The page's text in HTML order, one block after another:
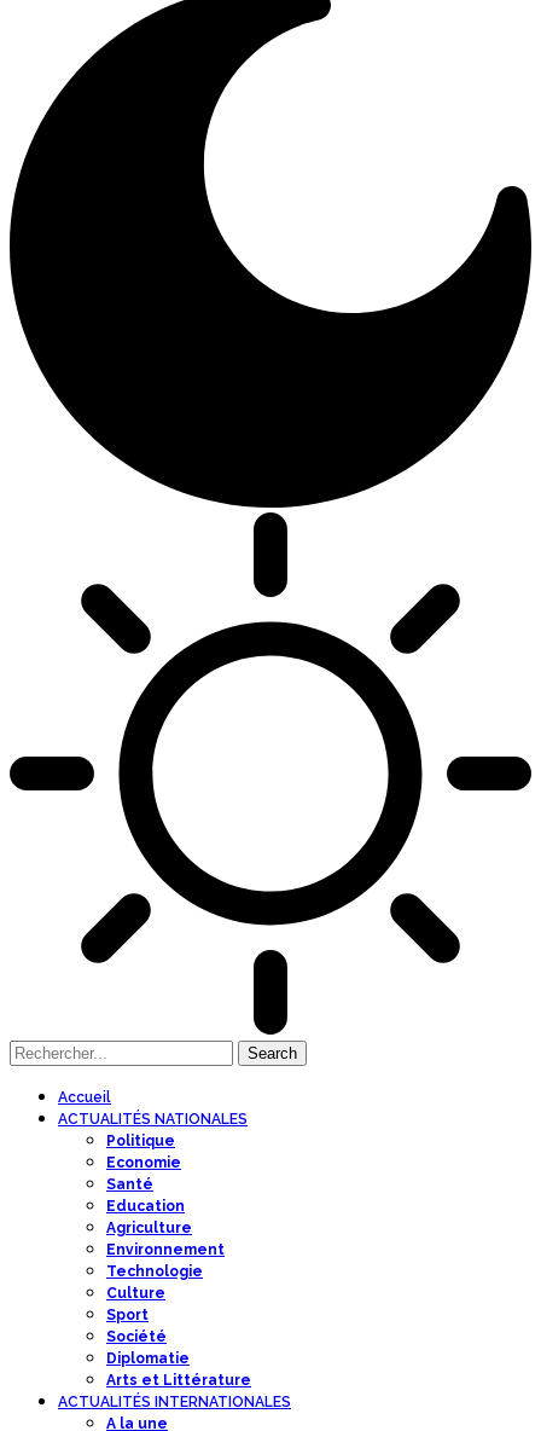
Accueil
ACTUALITÉS NATIONALES
Politique
Economie
Santé
Education
Agriculture
Environnement
Technologie
Culture
Sport
Société
Diplomatie
Arts et Littérature
ACTUALITÉS INTERNATIONALES
A la une